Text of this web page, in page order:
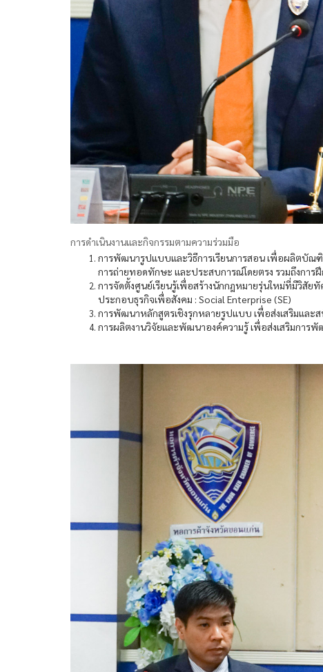
การดำเนินงานและกิจกรรมตามความร่วมมือ
การพัฒนารูปแบบและวิธีการเรียนการสอน เพื่อผลิตบัณฑิ
การถ่ายทอดทักษะ และประสบการณ์โดยตรง รวมถึงกา
การจัดตั้งศูนย์เรียนรู้เพื่อสร้างนักกฎหมายรุ่นใหม่ที่มีวิสัย
ประกอบธุรกิจเพื่อสังคม : Social Enterprise (SE)
การพัฒนาหลักสูตรเชิงรุกหลายรูปแบบ เพื่อส่งเสริมและ
การผลิตงานวิจัยและพัฒนาองค์ความรู้ เพื่อส่งเสริมการ